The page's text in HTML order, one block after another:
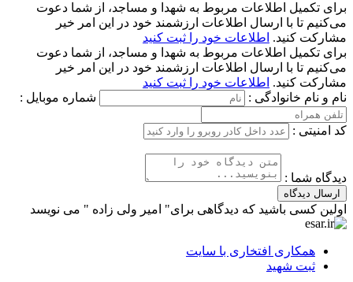
برای تکمیل اطلاعات مربوط به شهدا و مساجد، از شما دعوت
می‌کنیم تا با ارسال اطلاعات ارزشمند خود در این امر خیر
مشارکت کنید. اطلاعات خود را ثبت کنید
برای تکمیل اطلاعات مربوط به شهدا و مساجد، از شما دعوت
می‌کنیم تا با ارسال اطلاعات ارزشمند خود در این امر خیر
مشارکت کنید. اطلاعات خود را ثبت کنید
نام و نام خانوادگی :
شماره موبایل :
کد امنیتی :
دیدگاه شما :
ارسال دیدگاه
اولین کسی باشید که دیدگاهی برای" امیر ولی زاده " می نویسد
همکاری افتخاری با سایت
ثبت شهید